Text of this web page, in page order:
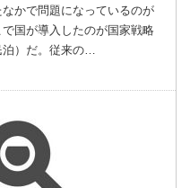
かで問題になっているのが
国が導入したのが国家戦略
泊）だ。従来の…